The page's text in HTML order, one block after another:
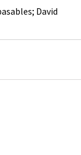
David